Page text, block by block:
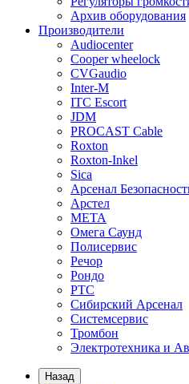
Архив оборудования
Производители
Audiocenter
Cooper wheelock
CVGaudio
Inter-M
ITC Escort
JDM
PROCAST Cable
Roxton
Roxton-Inkel
Sica
Арсенал
Арстел
МЕТА
Омега Саунд
Полисервис
Речор
Рондо
РТС
Сибирский Арсенал
Системсервис
Тромбон
Электротехника и
Назад